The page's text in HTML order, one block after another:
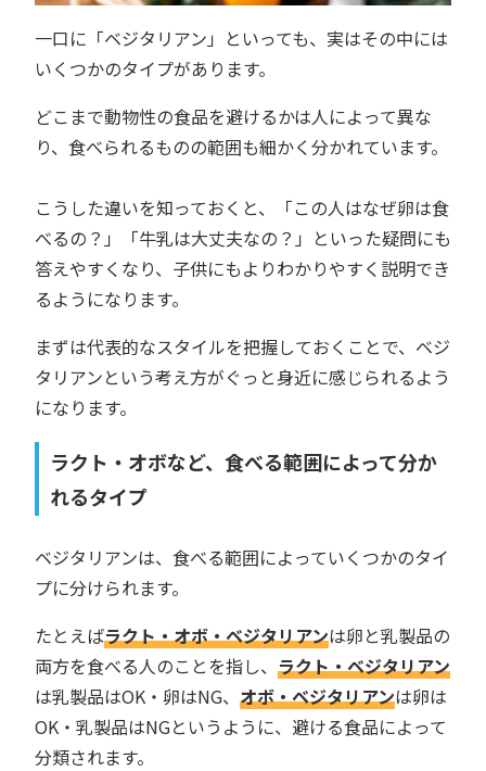
一口に「ベジタリアン」といっても、実はその中には
いくつかのタイプがあります。
どこまで動物性の食品を避けるかは人によって異な
り、食べられるものの範囲も細かく分かれています。
こうした違いを知っておくと、「この人はなぜ卵は食
べるの？」「牛乳は大丈夫なの？」といった疑問にも
答えやすくなり、子供にもよりわかりやすく説明でき
るようになります。
まずは代表的なスタイルを把握しておくことで、ベジ
タリアンという考え方がぐっと身近に感じられるよう
になります。
ラクト・オボなど、食べる範囲によって分か
れるタイプ
ベジタリアンは、食べる範囲によっていくつかのタイ
プに分けられます。
たとえばラクト・オボ・ベジタリアンは卵と乳製品の
両方を食べる人のことを指し、 ラクト・ベジタリアン
は乳製品はOK・卵はNG、 オボ・ベジタリアンは卵は
OK・乳製品はNGというように、避ける食品によって
分類されます。